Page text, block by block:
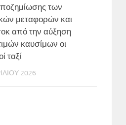
των
μεταφορών και
από την αύξηση
καυσίμων οι
ταξί
2026